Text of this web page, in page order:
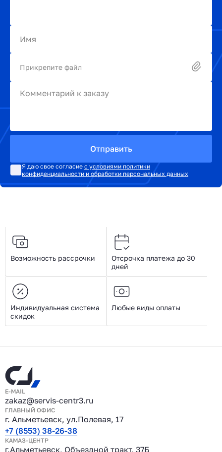
Имя
Прикрепите файл
Комментарий к заказу
Отправить
Я даю свое согласие с условиями политики
конфиденциальности и обработки персональных данных
Возможность рассрочки
Отсрочка платежа до 30
дней
Индивидуальная система
скидок
Любые виды оплаты
E-MAIL
zakaz@servis-centr3.ru
ГЛАВНЫЙ ОФИС
г. Альметьевск, ул.Полевая, 17
+7 (8553) 38-26-38
КАМАЗ-ЦЕНТР
г.Альметьевск, Объездной тракт, 37Б